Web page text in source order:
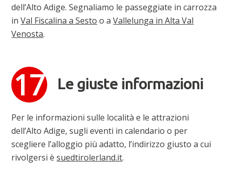
dell’Alto Adige. Segnaliamo le passeggiate in carrozza
inVal Fiscalina a Sesto o aVallelunga in Alta Val
Venosta.
Le giuste informazioni
Per le informazioni sulle località e le attrazioni
dell’Alto Adige, sugli eventi in calendario o per
scegliere l’alloggio più adatto, l’indirizzo giusto a cui
rivolgersi èsuedtirolerland.it.